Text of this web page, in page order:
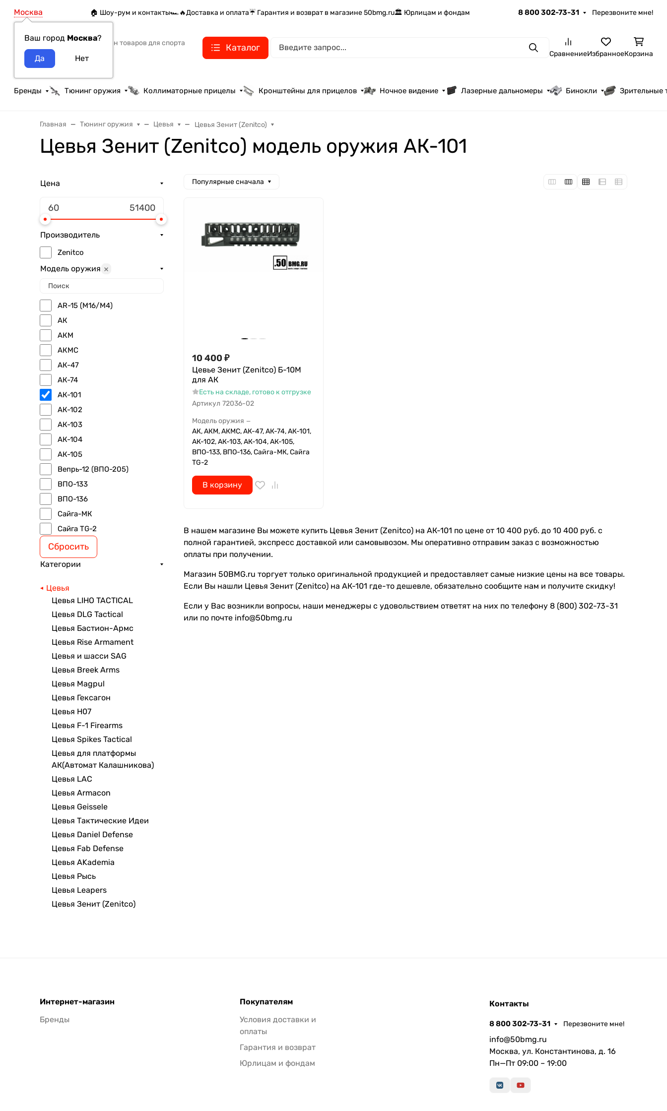
Москва
Ваш город Москва?
🏠 Шоу-рум и контакты🏎️🔥Доставка и оплата☔ Гарантия и возврат в магазине 50bmg.ru🏛️ Юрлицам и фондам 8 800 302-73-31 Перезвоните мне!
Интернет-магазин товаров для спорта
тактики и охоты
Каталог ПоискСравнениеИзбранноеКорзина
Бренды Тюнинг оружия Коллиматорные прицелы Кронштейны для прицелов Ночное видение Лазерные дальномеры Бинокли Зрительные
Главная Тюнинг оружия Цевья Цевья Зенит (Zenitco)
Цевья Зенит (Zenitco) модель оружия АК-101
Цена
Производитель
Zenitсo
Модель оружия
AR-15 (M16/M4)
АК
АКМ
АКМС
АК-47
АК-74
АК-101
АК-102
АК-103
АК-104
АК-105
Вепрь-12 (ВПО-205)
ВПО-133
ВПО-136
Сайга-МК
Сайга TG-2
Сбросить
Категории
Цевья
Цевья LIHO TACTICAL
Цевья DLG Tactical
Цевья Бастион-Армс
Цевья Rise Armament
Цевья и шасси SAG
Цевья Breek Arms
Цевья Magpul
Цевья Гексагон
Цевья H07
Цевья F-1 Firearms
Цевья Spikes Tactical
Цевья для платформы
АК(Автомат Калашникова)
Цевья LAC
Цевья Armacon
Цевья Geissele
Цевья Тактические Идеи
Цевья Daniel Defense
Цевья Fab Defense
Цевья AKademia
Цевья Рысь
Цевья Leapers
Цевья Зенит (Zenitco)
Популярные сначала
10 400 ₽
Цевье Зенит (Zenitco) Б-10М
для АК
Есть на складе, готово к отгрузке
Артикул 72036-02
Модель оружия —
АК, АКМ, АКМС, АК-47, АК-74, АК-101,
АК-102, АК-103, АК-104, АК-105,
ВПО-133, ВПО-136, Сайга-МК, Сайга
TG-2
В корзину
В нашем магазине Вы можете купить Цевья Зенит (Zenitco) на АК-101 по цене от 10 400 руб. до 10 400 руб. с
полной гарантией, экспресс доставкой или самовывозом. Мы оперативно отправим заказ с возможностью
оплаты при получении.
Магазин 50BMG.ru торгует только оригинальной продукцией и предоставляет самые низкие цены на все товары.
Если Вы нашли Цевья Зенит (Zenitco) на АК-101 где-то дешевле, обязательно сообщите нам и получите скидку!
Если у Вас возникли вопросы, наши менеджеры с удовольствием ответят на них по телефону 8 (800) 302-73-31
или по почте info@50bmg.ru
Интернет-магазин
Бренды
Покупателям
Условия доставки и
оплаты
Гарантия и возврат
Юрлицам и фондам
Контакты
8 800 302-73-31 Перезвоните мне!
info@50bmg.ru
Москва, ул. Константинова, д. 16
Пн—Пт 09:00 – 19:00